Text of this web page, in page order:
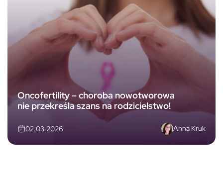
Oncofertility – choroba nowotworowa
nie przekreśla szans na rodzicielstwo!
02.03.2026 Anna Kruk